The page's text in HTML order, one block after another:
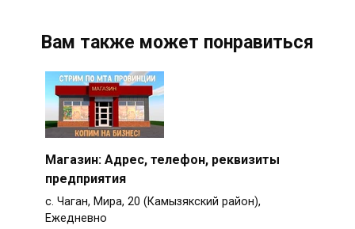
Вам также может понравиться
Магазин: Адрес, телефон, реквизиты
предприятия
с. Чаган, Мира, 20 (Камызякский район),
Ежедневно